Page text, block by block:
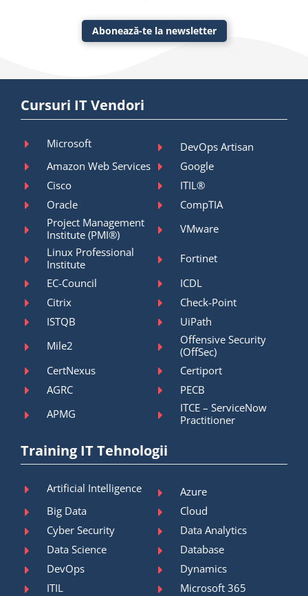
Abonează-te la newsletter
Cursuri IT Vendori
Microsoft
DevOps Artisan
Amazon Web Services
Google
Cisco
ITIL®
Oracle
CompTIA
Project Management
Institute (PMI®)
VMware
Linux Professional
Institute
Fortinet
EC-Council
ICDL
Citrix
Check-Point
ISTQB
UiPath
Mile2
Offensive Security
(OffSec)
CertNexus
Certiport
AGRC
PECB
APMG
ITCE – ServiceNow
Practitioner
Training IT Tehnologii
Artificial Intelligence
Azure
Big Data
Cloud
Cyber Security
Data Analytics
Data Science
Database
DevOps
Dynamics
ITIL
Microsoft 365